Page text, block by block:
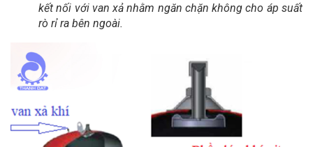
kết nối với van xả nhằm ngăn chặn không cho áp suất
rò rỉ ra bên ngoài.